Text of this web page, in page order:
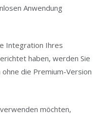
Anwendung
möchten,